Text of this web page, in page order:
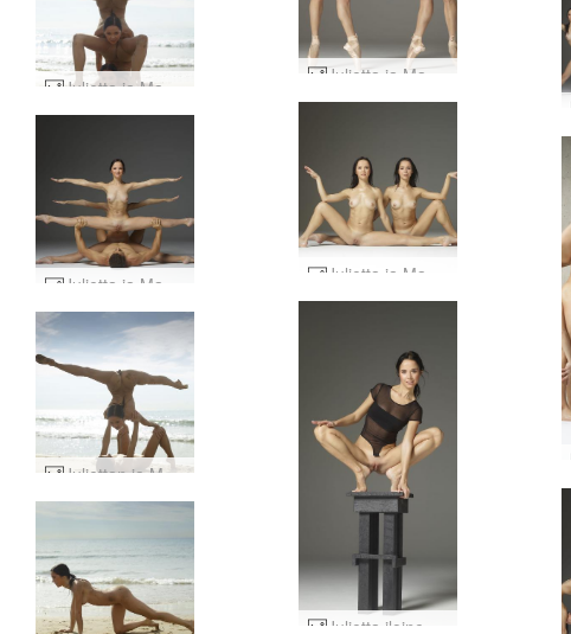
Julietta ja Magdalena alasti baletti #11
Juliettan ja Magdalenan rantavartalot #41